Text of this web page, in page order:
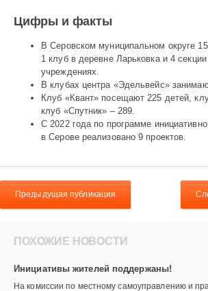
Цифры и факты
В Серовском муниципальном округе
1 клуб в деревне Ларьковка и 4
учреждениях.
В клубах центра «Эдельвейс»
Клуб «Квант» посещают 225 детей,
клуб «Спутник» – 289.
С 2022 года по программе
в Серове реализовано 9 проектов.
Предыдущая публикация
ПОХОЖИЕ НОВОСТИ
Инициативы жителей поддержаны!
На комиссии по местному самоуправлению и